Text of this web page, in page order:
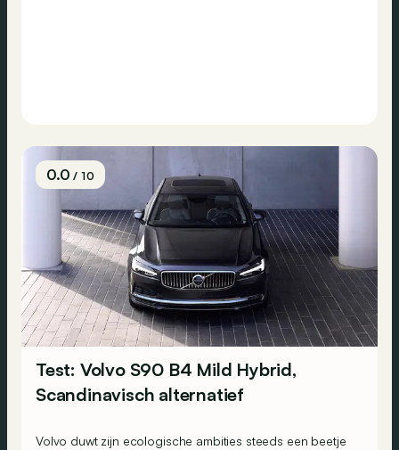
0.0/ 10
Test: Volvo S90 B4 Mild Hybrid,
Scandinavisch alternatief
Volvo duwt zijn ecologische ambities steeds een beetje